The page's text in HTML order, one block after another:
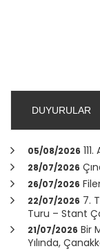
DUYURULAR
05/08/2026
28/07/2026
26/07/2026
22/07/2026 7.
Turu – Stant
21/07/2026 Bir
Yılında,